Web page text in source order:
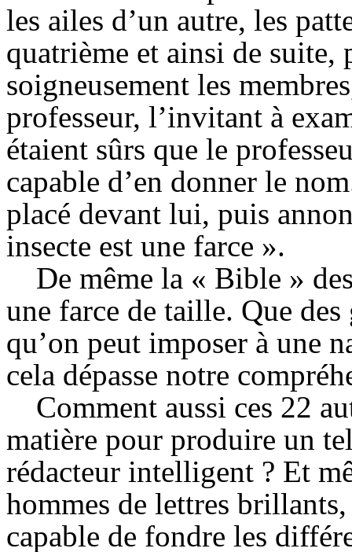
les ailes d’un autre, les
quatrième et ainsi de suite,
soigneusement les
professeur, l’invitant à
étaient sûrs que le
capable d’en donner le
placé devant lui, puis
insecte est une farce ».
De même la « Bible »
une farce de taille. Que
qu’on peut imposer à une
cela dépasse notre
Comment aussi ces 22
matière pour produire un
rédacteur intelligent ? Et
hommes de lettres
capable de fondre les